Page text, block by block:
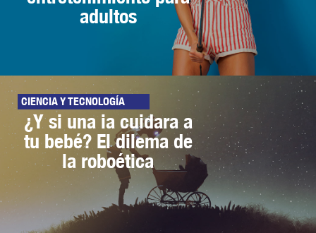
adultos
CIENCIA Y TECNOLOGÍA
¿Y si una ia cuidara a
tu bebé? El dilema de
la roboética